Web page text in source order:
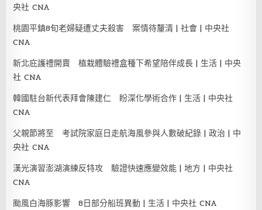
央社 CNA
桃園平鎮8旬老婦疑遭丈夫殺害 案情待釐清 | 社會 | 中央社
CNA
新北庇護禮開賣 植栽體驗禮盒種下希望陪伴成長 | 生活 | 中央
社 CNA
韓國駐台新代表拜會陳建仁 盼深化學術合作 | 生活 | 中央社
CNA
父親節將至 考試院家庭日走航海風參與人數破紀錄 | 政治 | 中
央社 CNA
漢光演習澎湖演練反特攻 驗證快速應變效能 | 地方 | 中央社
CNA
颱風白海豚影響 8日部分船班異動 | 生活 | 中央社 CNA